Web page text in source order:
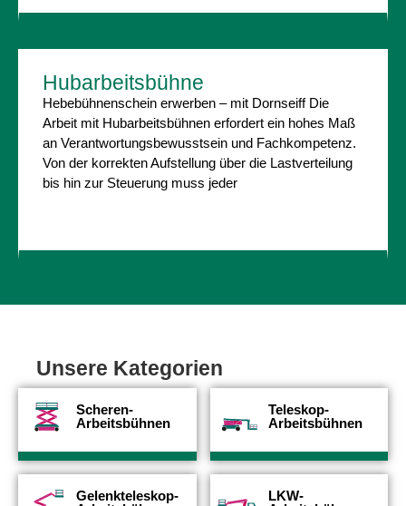
Hubarbeitsbühne
Hebebühnenschein erwerben – mit Dornseiff Die
Arbeit mit Hubarbeitsbühnen erfordert ein hohes Maß
an Verantwortungsbewusstsein und Fachkompetenz.
Von der korrekten Aufstellung über die Lastverteilung
bis hin zur Steuerung muss jeder
Unsere Kategorien
Scheren-
Arbeitsbühnen
Teleskop-
Arbeitsbühnen
Gelenkteleskop-
LKW-